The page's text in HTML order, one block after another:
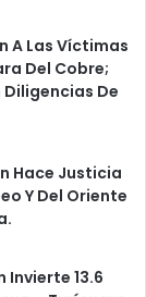
Las Víctimas
Del Cobre;
De
Hace Justicia
Y Del Oriente
Invierte 13.6